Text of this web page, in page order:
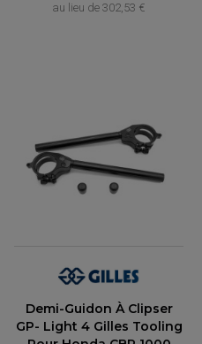
au lieu de 302,53 €
Demi-Guidon À Clipser
GP- Light 4 Gilles Tooling